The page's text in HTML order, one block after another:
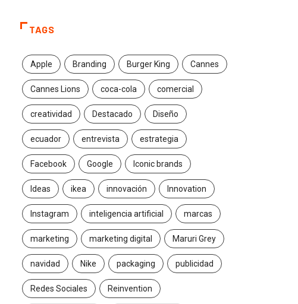
TAGS
Apple Branding Burger King Cannes
Cannes Lions coca-cola comercial
creatividad Destacado Diseño
ecuador entrevista estrategia
Facebook Google Iconic brands
Ideas ikea innovación Innovation
Instagram inteligencia artificial marcas
marketing marketing digital Maruri Grey
navidad Nike packaging publicidad
Redes Sociales Reinvention